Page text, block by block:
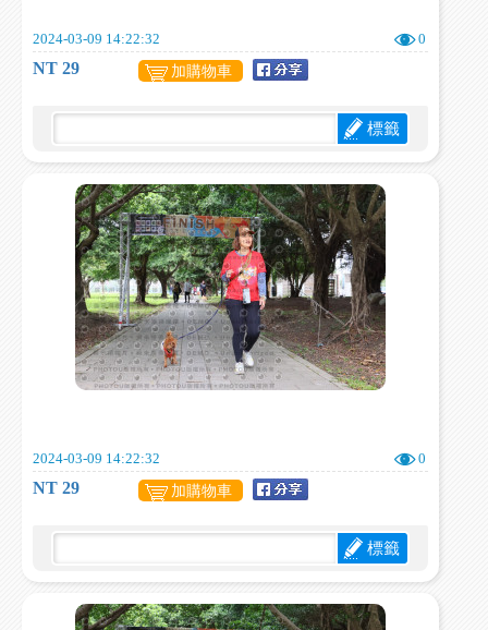
2024-03-09 14:22:32 0
NT 29 加購物車
標籤
2024-03-09 14:22:32 0
NT 29 加購物車
標籤